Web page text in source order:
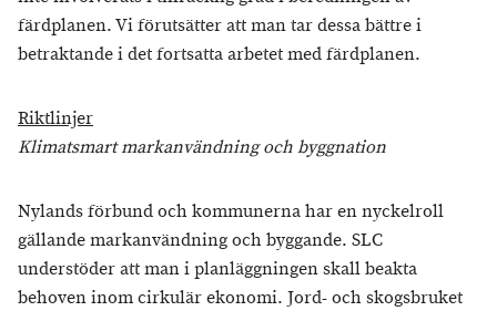
färdplanen. Vi förutsätter att man tar dessa bättre i
betraktande i det fortsatta arbetet med färdplanen.
Riktlinjer
Klimatsmart markanvändning och byggnation
Nylands förbund och kommunerna har en nyckelroll
gällande markanvändning och byggande. SLC
understöder att man i planläggningen skall beakta
behoven inom cirkulär ekonomi. Jord- och skogsbruket